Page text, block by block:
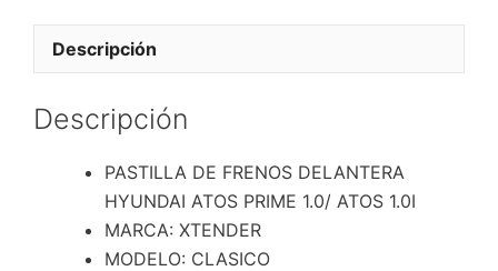
1.0/
Descripción
Descripción
PASTILLA DE FRENOS DELANTERA
HYUNDAI ATOS PRIME 1.0/ ATOS 1.0I
MARCA: XTENDER
MODELO: CLASICO